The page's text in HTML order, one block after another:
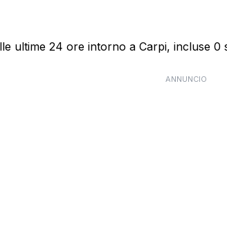
ultime 24 ore intorno a Carpi, incluse 0
ANNUNCIO